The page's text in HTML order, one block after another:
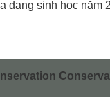
dạng sinh học năm